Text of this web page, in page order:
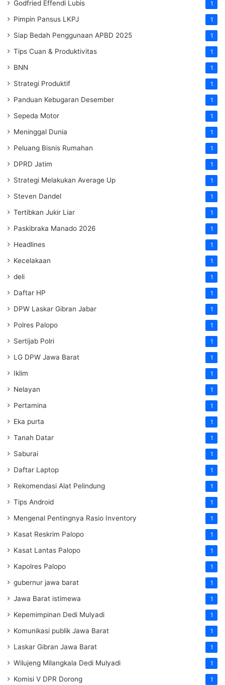
Godfried Effendi Lubis 1
Pimpin Pansus LKPJ 1
Siap Bedah Penggunaan APBD 2025 1
Tips Cuan & Produktivitas 1
BNN 1
Strategi Produktif 1
Panduan Kebugaran Desember 1
Sepeda Motor 1
Meninggal Dunia 1
Peluang Bisnis Rumahan 1
DPRD Jatim 1
Strategi Melakukan Average Up 1
Steven Dandel 1
Tertibkan Jukir Liar 1
Paskibraka Manado 2026 1
Headlines 1
Kecelakaan 1
deli 1
Daftar HP 1
DPW Laskar Gibran Jabar 1
Polres Palopo 1
Sertijab Polri 1
LG DPW Jawa Barat 1
Iklim 1
Nelayan 1
Pertamina 1
Eka purta 1
Tanah Datar 1
Saburai 1
Daftar Laptop 1
Rekomendasi Alat Pelindung 1
Tips Android 1
Mengenal Pentingnya Rasio Inventory 1
Kasat Reskrim Palopo 1
Kasat Lantas Palopo 1
Kapolres Palopo 1
gubernur jawa barat 1
Jawa Barat istimewa 1
Kepemimpinan Dedi Mulyadi 1
Komunikasi publik Jawa Barat 1
Laskar Gibran Jawa Barat 1
Wilujeng Milangkala Dedi Mulyadi 1
Komisi V DPR Dorong 1